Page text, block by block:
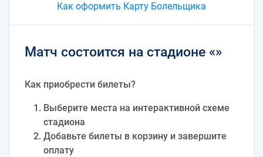
Как оформить Карту Болельщика
Матч состоится на стадионе «»
Как приобрести билеты?
Выберите места на интерактивной схеме
стадиона
Добавьте билеты в корзину и завершите
оплату